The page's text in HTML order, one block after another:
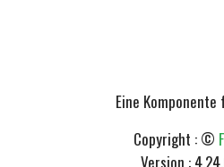
Eine
Copyright : ©
Version :